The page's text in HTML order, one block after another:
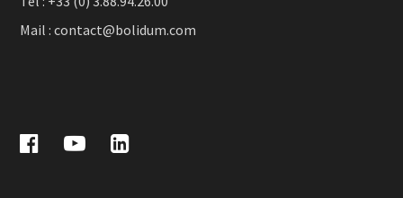
Mail :contact@bolidum.com